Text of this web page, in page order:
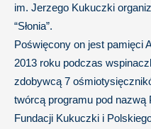
im. Jerzego Kukuczki
“Słonia”.
Poświęcony on jest pamięci
2013 roku podczas
zdobywcą 7
twórcą programu pod
Fundacji Kukuczki i